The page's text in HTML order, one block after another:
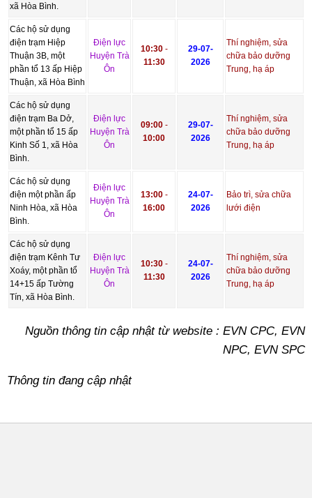
xã Hòa Bình.
Các hộ sử dụng
điện trạm Hiệp
Thuận 3B, một
phần tổ 13 ấp Hiệp
Thuận, xã Hòa Bình
Điện lực
Huyện Trà
Ôn
10:30-
11:30
29-07-
2026
Thí nghiệm, sửa
chữa bảo dưỡng
Trung, hạ áp
Các hộ sử dụng
điện trạm Ba Dở,
một phần tổ 15 ấp
Kinh Số 1, xã Hòa
Bình.
Điện lực
Huyện Trà
Ôn
09:00-
10:00
29-07-
2026
Thí nghiệm, sửa
chữa bảo dưỡng
Trung, hạ áp
Các hộ sử dụng
điện một phần ấp
Ninh Hòa, xã Hòa
Bình.
Điện lực
Huyện Trà
Ôn
13:00-
16:00
24-07-
2026
Bảo trì, sửa chữa
lưới điện
Các hộ sử dụng
điện trạm Kênh Tư
Xoáy, một phần tổ
14+15 ấp Tường
Tín, xã Hòa Bình.
Điện lực
Huyện Trà
Ôn
10:30-
11:30
24-07-
2026
Thí nghiệm, sửa
chữa bảo dưỡng
Trung, hạ áp
Nguồn thông tin cập nhật từ website : EVN CPC, EVN
NPC, EVN SPC
Thông tin đang cập nhật